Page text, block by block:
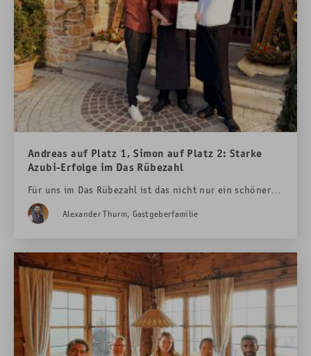
Andreas auf Platz 1, Simon auf Platz 2: Starke
Azubi-Erfolge im Das Rübezahl
Für uns im Das Rübezahl ist das nicht nur ein schöner
Wettbewerbserfolg, sondern ein starkes Zeichen dafür,
was mit Talent, Fleiß und einer fundierten Ausbildung
Alexander Thurm, Gastgeberfamilie